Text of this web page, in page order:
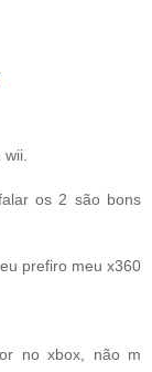
os 2 são bons
prefiro meu x360
no xbox, não m